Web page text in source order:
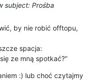
subject: Prośba
by nie robić offtopu,
spacja:
ze mną spotkać?"
:) lub choć czytajmy